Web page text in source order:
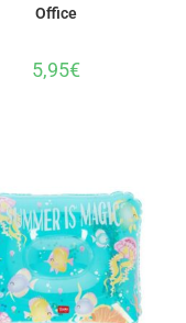
Office
5,95€